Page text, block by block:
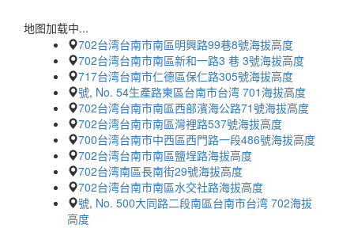
地图加载中...
702台湾台南市南區明興路99巷8號海拔高度
702台湾台南市南區新和一路3 巷 3號海拔高度
717台湾台南市仁德區保仁路305號海拔高度
號, No. 54生產路東區台南市台湾 701海拔高度
702台湾台南市南區西部濱海公路71號海拔高度
702台湾台南市南區灣裡路537號海拔高度
700台湾台南市中西區西門路一段486號海拔高度
702台湾台南市南區鹽埕路海拔高度
702台湾南區長南街29號海拔高度
702台湾台南市南區水交社路海拔高度
號, No. 500大同路二段南區台南市台湾 702海拔
高度